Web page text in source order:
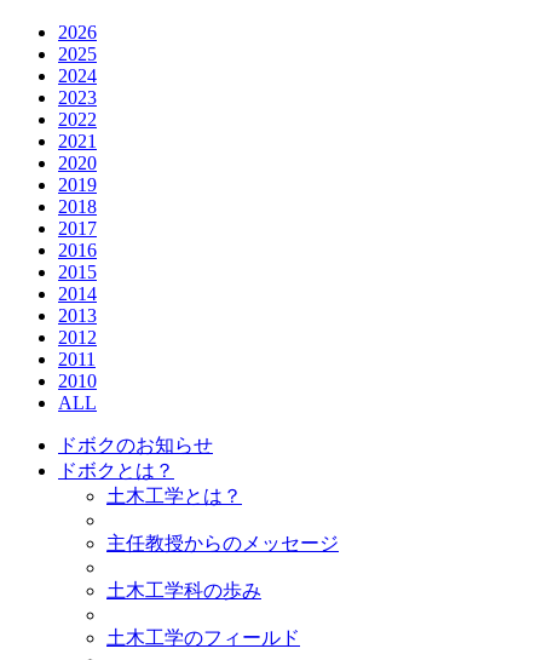
2026
2025
2024
2023
2022
2021
2020
2019
2018
2017
2016
2015
2014
2013
2012
2011
2010
ALL
ドボクのお知らせ
ドボクとは？
土木工学とは？
主任教授からのメッセージ
土木工学科の歩み
土木工学のフィールド